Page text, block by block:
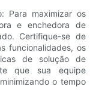
Para maximizar os
e enchedora de
Certifique-se de
funcionalidades, os
de solução de
que sua equipe
o tempo